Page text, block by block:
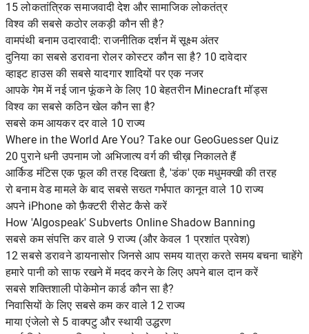
15 लोकतांत्रिक समाजवादी देश और सामाजिक लोकतंत्र
विश्व की सबसे कठोर लकड़ी कौन सी है?
वामपंथी बनाम उदारवादी: राजनीतिक दर्शन में सूक्ष्म अंतर
दुनिया का सबसे डरावना रोलर कोस्टर कौन सा है? 10 दावेदार
व्हाइट हाउस की सबसे यादगार शादियों पर एक नजर
आपके गेम में नई जान फूंकने के लिए 10 बेहतरीन Minecraft मॉड्स
विश्व का सबसे कठिन खेल कौन सा है?
सबसे कम आयकर दर वाले 10 राज्य
Where in the World Are You? Take our GeoGuesser Quiz
20 पुराने धनी उपनाम जो अभिजात्य वर्ग की चीख़ निकालते हैं
आर्किड मंटिस एक फूल की तरह दिखता है, 'डंक' एक मधुमक्खी की तरह
रो बनाम वेड मामले के बाद सबसे सख्त गर्भपात कानून वाले 10 राज्य
अपने iPhone को फ़ैक्टरी रीसेट कैसे करें
How 'Algospeak' Subverts Online Shadow Banning
सबसे कम संपत्ति कर वाले 9 राज्य (और केवल 1 प्रशांत प्रवेश)
12 सबसे डरावने डायनासोर जिनसे आप समय यात्रा करते समय बचना चाहेंगे
हमारे पानी को साफ रखने में मदद करने के लिए अपने बाल दान करें
सबसे शक्तिशाली पोकेमोन कार्ड कौन सा है?
निवासियों के लिए सबसे कम कर वाले 12 राज्य
माया एंजेलो से 5 वाक्पटु और स्थायी उद्धरण